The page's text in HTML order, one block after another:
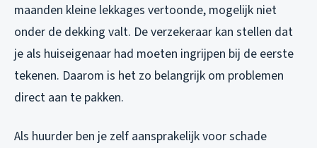
maanden kleine lekkages vertoonde, mogelijk niet
onder de dekking valt. De verzekeraar kan stellen dat
je als huiseigenaar had moeten ingrijpen bij de eerste
tekenen. Daarom is het zo belangrijk om problemen
direct aan te pakken.
Als huurder ben je zelf aansprakelijk voor schade